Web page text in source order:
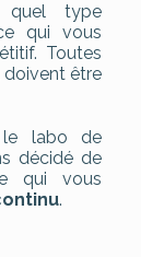
quel type
qui vous
Toutes
doivent être
le labo de
décidé de
qui vous
.